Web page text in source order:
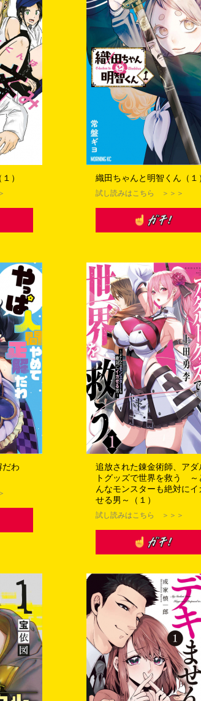
品、当選人数、応募方法は予告なく変更とな
やむを得ない事情により、予告なくキャンペ
だけない場合、当選を無効とさせていただき
品を送付できない場合、当選を無効とさせて
の送付依頼をいただいたとしても一切受け付
は上記記載の数に達しないことがあります。
） 織田ちゃんと明智くん（１
試し読みはこちら ＞＞＞
だわ
追放された錬金術師、アダ
トグッズで世界を救う ～
んなモンスターも絶対にイ
せる男～（１）
試し読みはこちら ＞＞＞